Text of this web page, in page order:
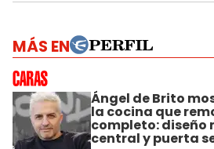
MÁS EN
Ángel de Brito
la cocina que
completo:
central y puerta